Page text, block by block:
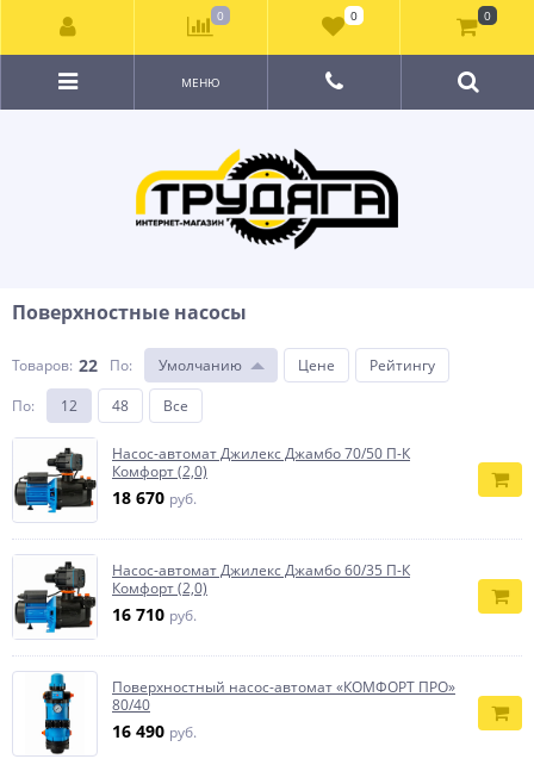
МЕНЮ
Поверхностные насосы
Товаров: 22 По: Умолчанию Цене
Рейтингу
По: 12 48 Все
Насос-автомат Джилекс Джамбо 70/50 П-К
Комфорт (2,0)
18 670 руб.
Насос-автомат Джилекс Джамбо 60/35 П-К
Комфорт (2,0)
16 710 руб.
Поверхностный насос-автомат «КОМФОРТ ПРО»
80/40
16 490 руб.
0 0 0